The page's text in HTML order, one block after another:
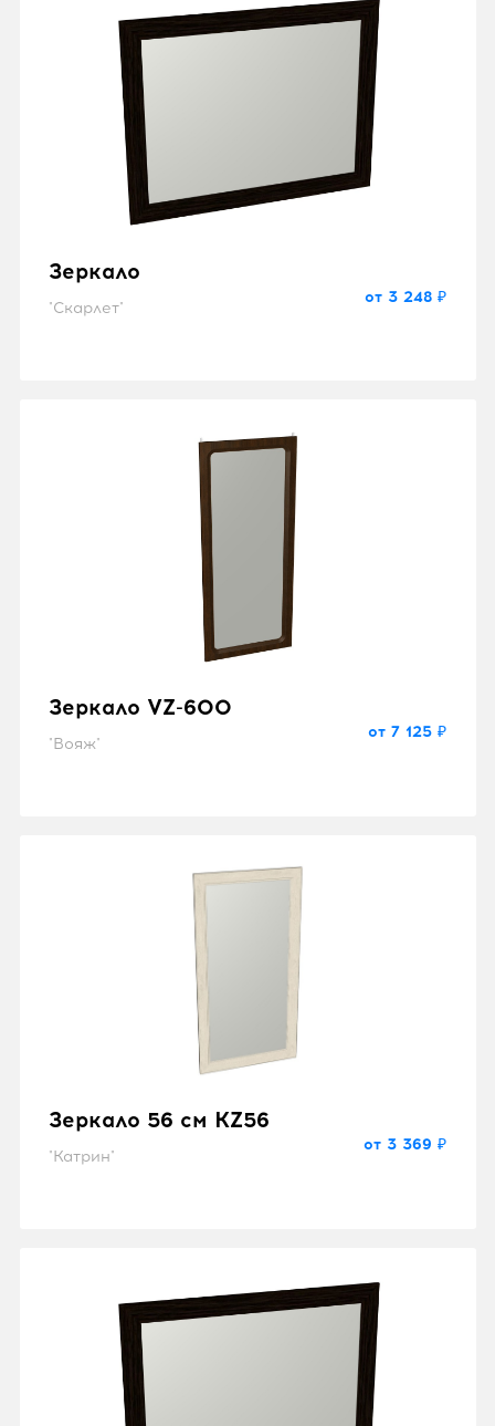
Зеркало
"Скарлет"
от 3 248 ₽
Зеркало VZ-600
"Вояж"
от 7 125 ₽
Зеркало 56 см KZ56
"Катрин"
от 3 369 ₽